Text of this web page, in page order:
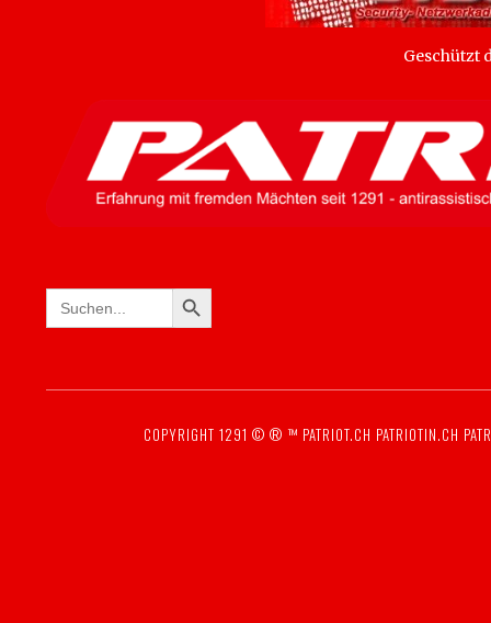
Geschützt
Search
for:
SEARCH BUTTON
COPYRIGHT 1291 © ® ™ PATRIOT.CH PATRIOTIN.CH